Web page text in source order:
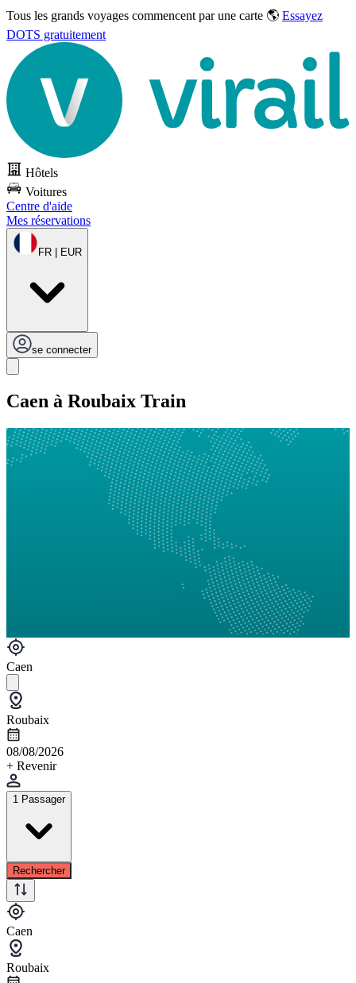
Tous les grands voyages commencent par une carte 🌎 Essayez
DOTS gratuitement
Hôtels
Voitures
Centre d'aide
Mes réservations
FR | EUR
se connecter
Caen à Roubaix Train
Caen
Roubaix
08/08/2026
+ Revenir
1 Passager
Rechercher
Caen
Roubaix